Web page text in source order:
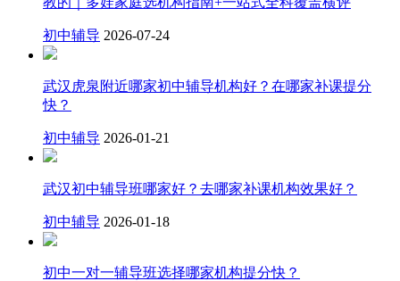
初中辅导 2026-07-24
武汉虎泉附近哪家初中辅导机构好？在哪家补课提分
快？
初中辅导 2026-01-21
武汉初中辅导班哪家好？去哪家补课机构效果好？
初中辅导 2026-01-18
初中一对一辅导班选择哪家机构提分快？